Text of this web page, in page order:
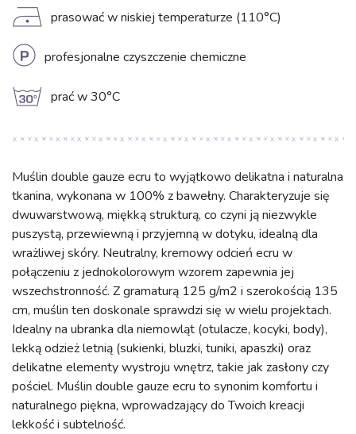
D prasować w niskiej temperaturze (110°C)
L profesjonalne czyszczenie chemiczne
g prać w 30°C
Muślin double gauze ecru to wyjątkowo delikatna i naturalna
tkanina, wykonana w 100% z bawełny. Charakteryzuje się
dwuwarstwową, miękką strukturą, co czyni ją niezwykle
puszystą, przewiewną i przyjemną w dotyku, idealną dla
wrażliwej skóry. Neutralny, kremowy odcień ecru w
połączeniu z jednokolorowym wzorem zapewnia jej
wszechstronność. Z gramaturą 125 g/m2 i szerokością 135
cm, muślin ten doskonale sprawdzi się w wielu projektach.
Idealny na ubranka dla niemowląt (otulacze, kocyki, body),
lekką odzież letnią (sukienki, bluzki, tuniki, apaszki) oraz
delikatne elementy wystroju wnętrz, takie jak zasłony czy
pościel. Muślin double gauze ecru to synonim komfortu i
naturalnego piękna, wprowadzający do Twoich kreacji
lekkość i subtelność.